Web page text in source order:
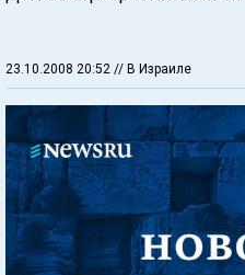
23.10.2008 20:52 // В Израиле